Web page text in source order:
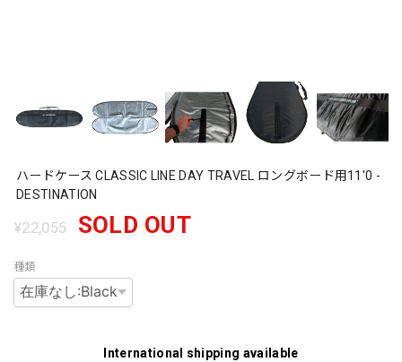
ハードケース CLASSIC LINE DAY TRAVEL ロングボード用11'0 -
DESTINATION
¥22,055 SOLD OUT
種類
International shipping available